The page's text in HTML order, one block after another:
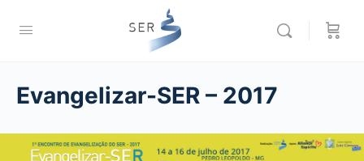
Evangelizar-SER – 2017